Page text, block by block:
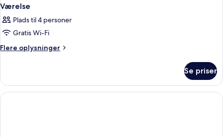
Værelse
Plads til 4 personer
Gratis Wi-Fi
Flere oplysninger
Flere
Se priser